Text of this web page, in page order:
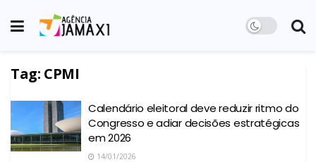
Tag: CPMI
Calendário eleitoral deve reduzir ritmo do
Congresso e adiar decisões estratégicas
em 2026
14/01/2026